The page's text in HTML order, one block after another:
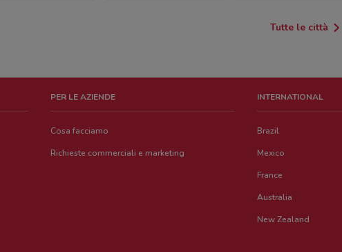
Tutte le città
PER LE AZIENDE
Cosa facciamo
Richieste commerciali e marketing
INTERNATIONAL
Brazil
Mexico
France
Australia
New Zealand